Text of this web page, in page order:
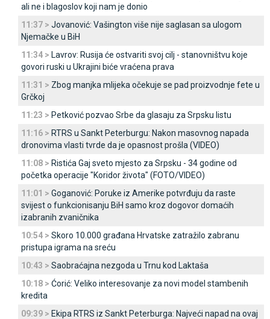
ali ne i blagoslov koji nam je donio
11:37 > Јovanović: Vašington više nije saglasan sa ulogom
Njemačke u BiH
11:34 > Lavrov: Rusija će ostvariti svoj cilj - stanovništvu koje
govori ruski u Ukrajini biće vraćena prava
11:31 > Zbog manjka mlijeka očekuje se pad proizvodnje fete u
Grčkoj
11:23 > Petković pozvao Srbe da glasaju za Srpsku listu
11:16 > RTRS u Sankt Peterburgu: Nakon masovnog napada
dronovima vlasti tvrde da je opasnost prošla (VIDEO)
11:08 > Ristića Gaj sveto mjesto za Srpsku - 34 godine od
početka operacije "Koridor života" (FOTO/VIDEO)
11:01 > Goganović: Poruke iz Amerike potvrđuju da raste
svijest o funkcionisanju BiH samo kroz dogovor domaćih
izabranih zvaničnika
10:54 > Skoro 10.000 građana Hrvatske zatražilo zabranu
pristupa igrama na sreću
10:43 > Saobraćajna nezgoda u Trnu kod Laktaša
10:18 > Ćorić: Veliko interesovanje za novi model stambenih
kredita
09:39 > Ekipa RTRS iz Sankt Peterburga: Najveći napad na ovaj